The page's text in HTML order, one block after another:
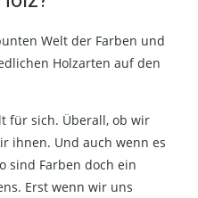
Welt der Farben und
Holzarten auf den
für sich. Überall, ob wir
ihnen. Und auch wenn es
sind Farben doch ein
Erst wenn wir uns